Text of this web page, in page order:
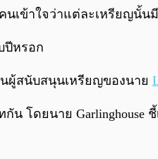
นเข้าใจว่าแต่ละเหรียญนั้
ปีหรอก
นผู้สนับสนุนเหรียญของนาย
โดยนาย Garlinghouse